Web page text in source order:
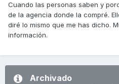
Cuando las personas saben y
de la agencia donde la compré.
diré lo mismo que me has dicho.
información.
Archivado